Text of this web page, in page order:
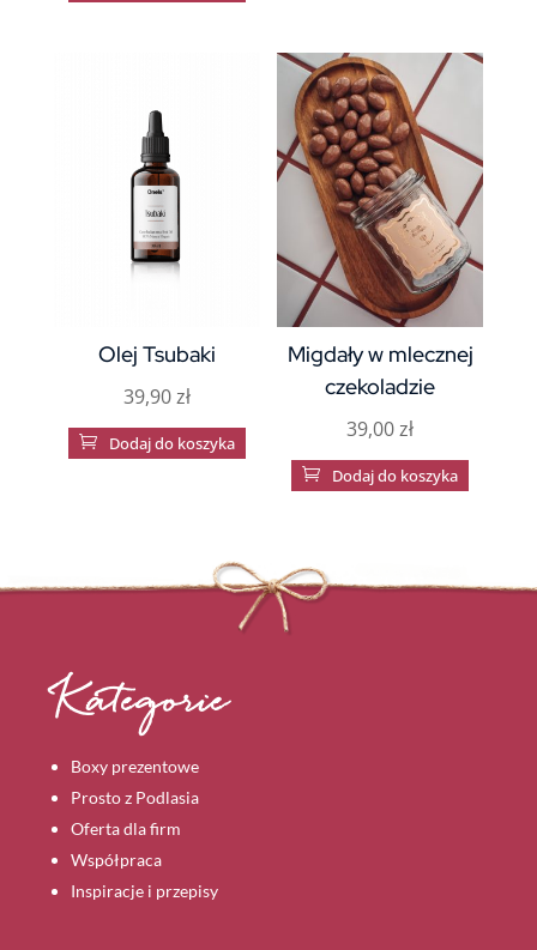
Olej Tsubaki
39,90zł
 Dodaj do koszyka
Migdały w mlecznej
czekoladzie
39,00zł
 Dodaj do koszyka
Kategorie
Boxy prezentowe
Prosto z Podlasia
Oferta dla firm
Współpraca
Inspiracje i przepisy